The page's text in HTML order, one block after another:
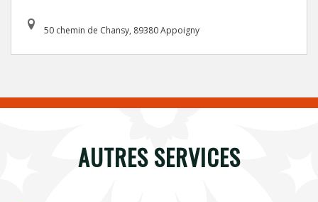
50 chemin de Chansy, 89380 Appoigny
AUTRES SERVICES